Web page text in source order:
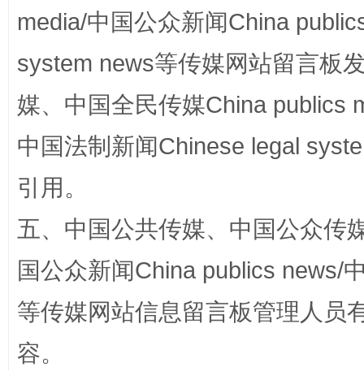
漫山遍野的桃花与雪山、麦地、白藏房
media/中国公众新闻China
system news等传媒网站留言板
媒、中国全民传媒China publics
中国法制新闻Chinese legal
引用。
五、中国公共传媒、中国公众传
国公众新闻China publics news/
等传媒网站信息留言板管理人员
容。